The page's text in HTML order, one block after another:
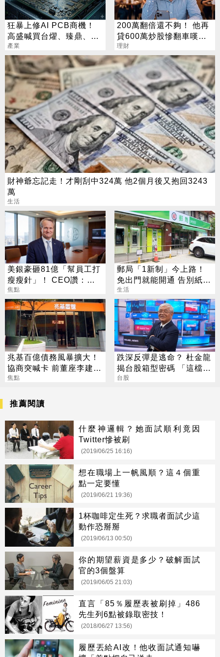
狂暴上修AI PCB商機！
高盛喊買台燿、臻鼎、台
產業
200萬翻倍還不夠！ 他再
貸600萬炒股慘翻車嘆：
拜紫南宮也沒用
理財
財神爺忘記走！才剛刮中324萬 他2個月後又抱回3243
萬
生活
美銀豪砸81億「幫員工打
瘦瘦針」！ CEO讚：一
項值得的投資
焦點
郵局「1新制」今上路！
免出門就能開通 告別紙本
不用跑臨櫃
生活
兆基百億債務風暴擴大！
協商突喊卡 前董座李建成
遭檢調搜索
焦點
跌深反彈是逃命？ 杜金龍
揭台股箱型密碼 「這檔」
手腳要快
台股
推薦閱讀
什麼神邏輯？她面試順利竟因
Twitter慘被刷
(2019/06/25 16:16)
想在職場上一帆風順？這４個重
點一定要懂
(2019/06/21 19:36)
1杯咖啡定生死？求職者面試少這
動作恐掰掰
(2019/06/13 00:50)
你的期望薪資是多少？破解面試
官的3個盤算
(2019/06/05 21:03)
直言「85％履歷表被刷掉」486
先生列6點被錄取密技！
(2018/06/27 13:56)
履歷丟給AI改！他收面試通知嚇